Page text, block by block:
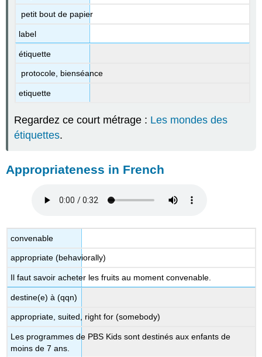
petit bout de papier
label
étiquette
protocole, bienséance
etiquette
Regardez ce court métrage : Les mondes des
étiquettes.
Appropriateness in French
convenable
appropriate (behaviorally)
Il faut savoir acheter les fruits au moment convenable.
destine(e) à (qqn)
appropriate, suited, right for (somebody)
Les programmes de PBS Kids sont destinés aux enfants de
moins de 7 ans.